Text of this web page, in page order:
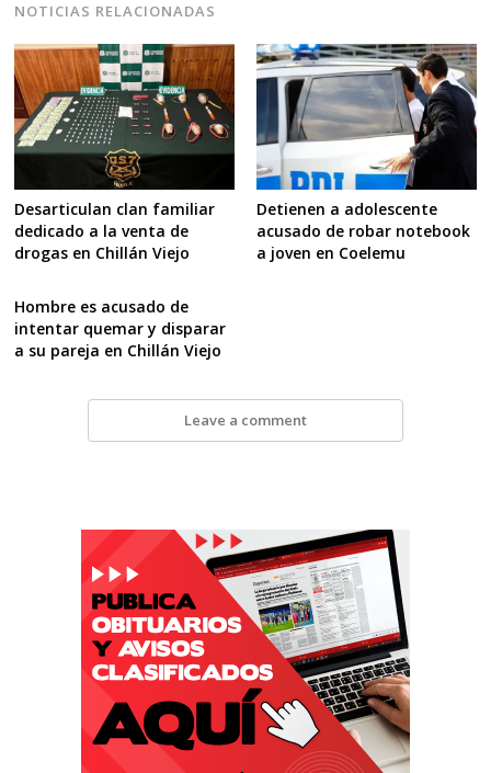
NOTICIAS RELACIONADAS
Desarticulan clan familiar
dedicado a la venta de
drogas en Chillán Viejo
Detienen a adolescente
acusado de robar notebook
a joven en Coelemu
Hombre es acusado de
intentar quemar y disparar
a su pareja en Chillán Viejo
Leave a comment